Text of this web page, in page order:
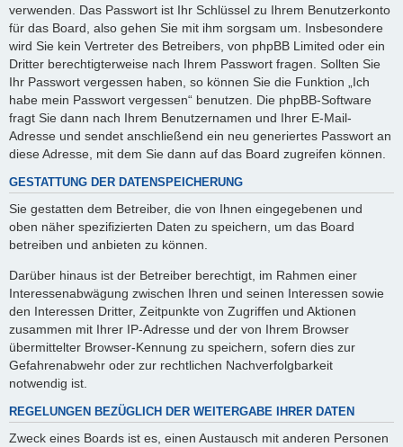
verwenden. Das Passwort ist Ihr Schlüssel zu Ihrem Benutzerkonto
für das Board, also gehen Sie mit ihm sorgsam um. Insbesondere
wird Sie kein Vertreter des Betreibers, von phpBB Limited oder ein
Dritter berechtigterweise nach Ihrem Passwort fragen. Sollten Sie
Ihr Passwort vergessen haben, so können Sie die Funktion „Ich
habe mein Passwort vergessen“ benutzen. Die phpBB-Software
fragt Sie dann nach Ihrem Benutzernamen und Ihrer E-Mail-
Adresse und sendet anschließend ein neu generiertes Passwort an
diese Adresse, mit dem Sie dann auf das Board zugreifen können.
GESTATTUNG DER DATENSPEICHERUNG
Sie gestatten dem Betreiber, die von Ihnen eingegebenen und
oben näher spezifizierten Daten zu speichern, um das Board
betreiben und anbieten zu können.
Darüber hinaus ist der Betreiber berechtigt, im Rahmen einer
Interessenabwägung zwischen Ihren und seinen Interessen sowie
den Interessen Dritter, Zeitpunkte von Zugriffen und Aktionen
zusammen mit Ihrer IP-Adresse und der von Ihrem Browser
übermittelter Browser-Kennung zu speichern, sofern dies zur
Gefahrenabwehr oder zur rechtlichen Nachverfolgbarkeit
notwendig ist.
REGELUNGEN BEZÜGLICH DER WEITERGABE IHRER DATEN
Zweck eines Boards ist es, einen Austausch mit anderen Personen